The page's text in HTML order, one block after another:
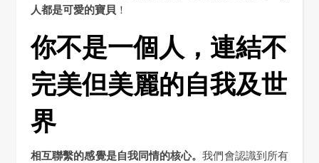
人都是可愛的寶貝 ！
你不是一個人，連結不
完美但美麗的自我及世
界
相互聯繫的感覺是自我同情的核心。我們會認識到所有